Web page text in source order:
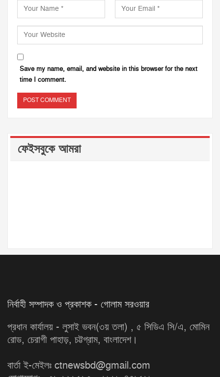
Save my name, email, and website in this browser for the next
time I comment.
ফেইসবুকে আমরা
নির্বাহী সম্পাদক ও প্রকাশক - গোলাম সরওয়ার
প্রধান কার্যালয় - লুসাই ভবন(৩য় তলা) , ৫ সিডিএ সি/এ, মোমিন
রোড, চেরাগী পাহাড়, চট্টগ্রাম, বাংলাদেশ।
বার্তা ই-মেইলঃ ctnewsbd@gmail.com